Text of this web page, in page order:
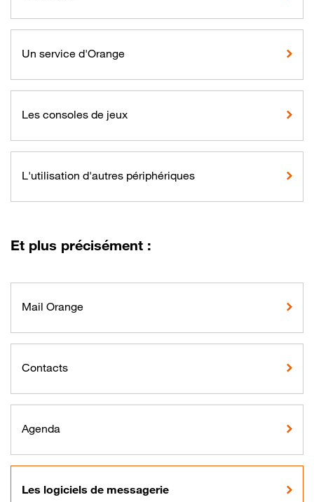
Un service d'Orange
Les consoles de jeux
L'utilisation d'autres périphériques
Et plus précisément :
Mail Orange
Contacts
Agenda
Les logiciels de messagerie